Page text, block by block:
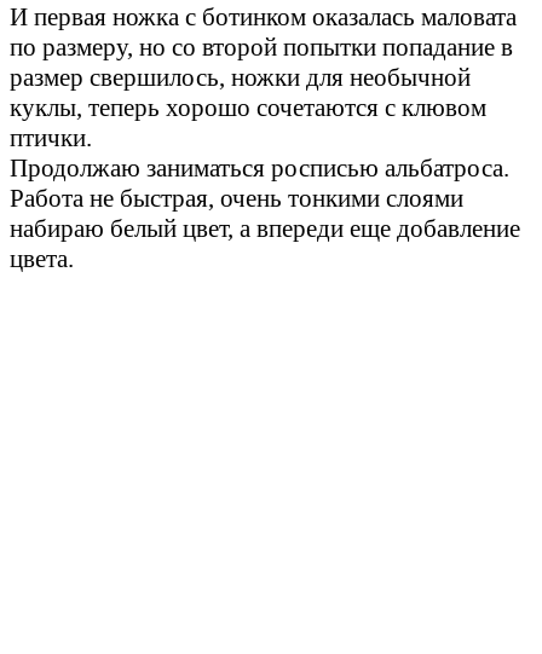
И первая ножка с ботинком оказалась маловата
по размеру, но со второй попытки попадание в
размер свершилось, ножки для необычной
куклы, теперь хорошо сочетаются с клювом
птички.
Продолжаю заниматься росписью альбатроса.
Работа не быстрая, очень тонкими слоями
набираю белый цвет, а впереди еще добавление
цвета.